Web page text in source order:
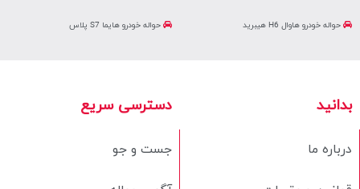
حواله خودرو هایما S7 پلاس حواله خودرو هاوال H6 هیبرید
دسترسی سریع
جست و جو
بدانید
درباره ما